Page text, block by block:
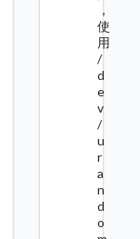
，
使
用
/
d
e
v
/
u
r
a
n
d
o